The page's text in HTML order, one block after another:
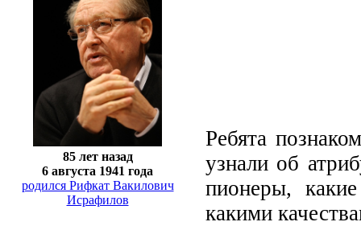
85 лет назад
6 августа 1941 года
родился Рифкат Вакилович
Исрафилов
Ребята
узнали об
пионеры,
какими